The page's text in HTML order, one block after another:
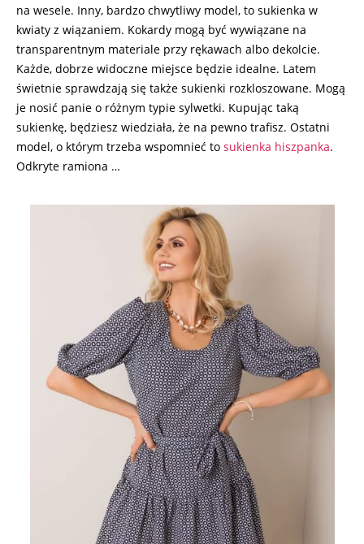
na wesele. Inny, bardzo chwytliwy model, to sukienka w
kwiaty z wiązaniem. Kokardy mogą być wywiązane na
transparentnym materiale przy rękawach albo dekolcie.
Każde, dobrze widoczne miejsce będzie idealne. Latem
świetnie sprawdzają się także sukienki rozkloszowane. Mogą
je nosić panie o różnym typie sylwetki. Kupując taką
sukienkę, będziesz wiedziała, że na pewno trafisz. Ostatni
model, o którym trzeba wspomnieć to sukienka hiszpanka.
Odkryte ramiona …